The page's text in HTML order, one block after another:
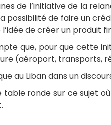
de l’initiative de la
possibilité de faire un
de créer un produit
que, pour que cette
(aéroport, transports,
au Liban dans un
table ronde sur ce sujet